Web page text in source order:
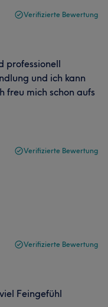
Verifizierte Bewertung
professionell
und ich kann
freu mich schon aufs
Verifizierte Bewertung
Verifizierte Bewertung
Feingefühl